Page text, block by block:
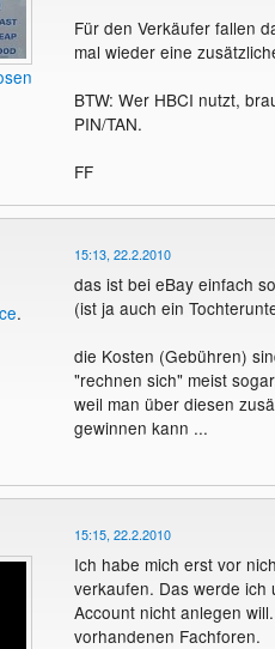
Für den Verkäufer fallen
mal wieder eine
BTW: Wer HBCI nutzt,
PIN/TAN.
FF
.
15:13, 22.2.2010
das ist bei eBay einfach
(ist ja auch ein
die Kosten (Gebühren)
"rechnen sich" meist
weil man über diesen
gewinnen kann ...
15:15, 22.2.2010
Ich habe mich erst vor
verkaufen. Das werde ich
Account nicht anlegen
vorhandenen Fachforen.